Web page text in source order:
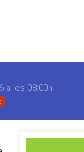
a les 08:00h